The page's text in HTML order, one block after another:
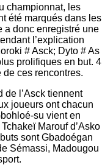
championnat, les
été marqués dans les
a donc enregistré une
l’explication
# Asck; Dyto # As
prolifiques en but. 4
de ces rencontres.
de l’Asck tiennent
joueurs ont chacun
su vient en
Marouf d’Asko
sont Gbadoégan
Sémassi, Madougou